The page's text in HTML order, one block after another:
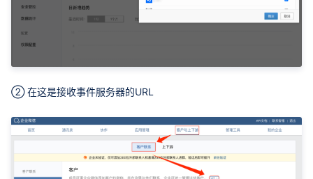
② 在这是接收事件服务器的URL